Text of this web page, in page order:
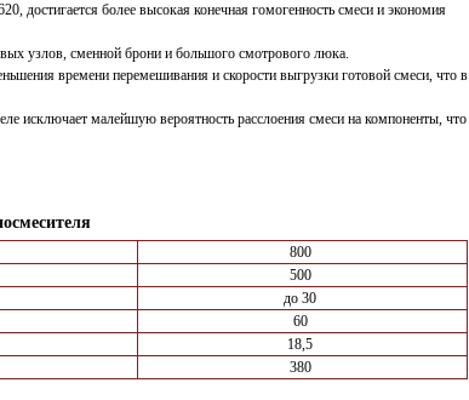
достигается более высокая конечная гомогенность смеси и экономия
узлов, сменной брони и большого смотрового люка.
времени перемешивания и скорости выгрузки готовой смеси, что в
исключает малейшую вероятность расслоения смеси на компоненты, что
800
500
до 30
60
18,5
380